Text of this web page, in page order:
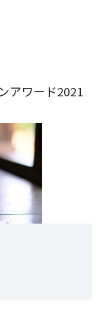
アワード2021